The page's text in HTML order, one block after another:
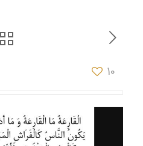
10